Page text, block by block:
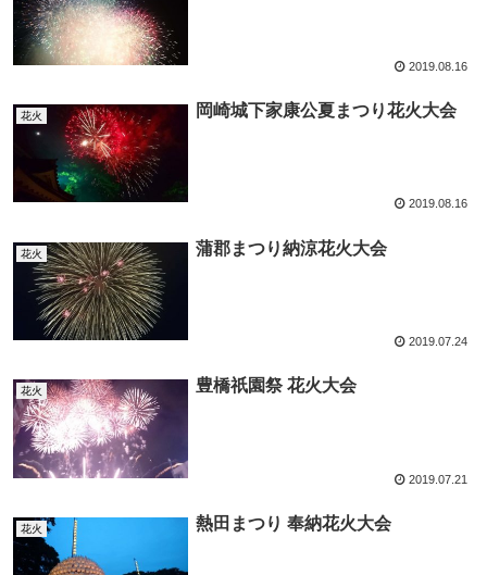
2019.08.16
花火 岡崎城下家康公夏まつり花火大会
2019.08.16
花火 蒲郡まつり納涼花火大会
2019.07.24
花火 豊橋祇園祭 花火大会
2019.07.21
花火 熱田まつり 奉納花火大会